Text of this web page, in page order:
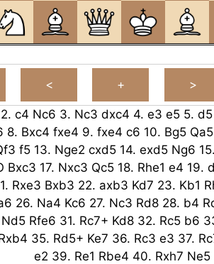
2. c4 Nc6 3. Nc3 dxc4 4. e3 e5 5. d5
8. Bxc4 fxe4 9. fxe4 c6 10. Bg5 Qa5
f5 13. Nge2 cxd5 14. exd5 Ng6 15.
Bxc3 17. Nxc3 Qc5 18. Rhe1 e4 19.
Rxe3 Bxb3 22. axb3 Kd7 23. Kb1
26. Na4 Kc6 27. Nc3 Rd8 28. b4
Nd5 Rfe6 31. Rc7+ Kd8 32. Rc5 b6
35. Rd5+ Ke7 36. Rc3 e3 37.
e2 39. Re1 Rbe4 40. Rxh7 Ne5